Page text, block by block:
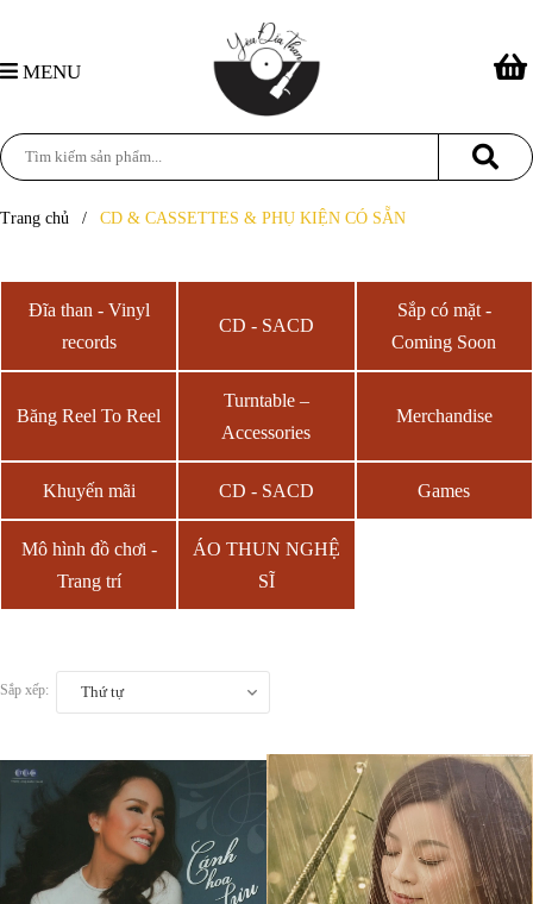
MENU
Trang chủ / CD & CASSETTES & PHỤ KIỆN CÓ SẴN
Đĩa than - Vinyl
records
CD - SACD
Sắp có mặt -
Coming Soon
Băng Reel To Reel
Turntable –
Accessories
Merchandise
Khuyến mãi CD - SACD Games
Mô hình đồ chơi -
Trang trí
ÁO THUN NGHỆ
SĨ
Sắp xếp: Thứ tự